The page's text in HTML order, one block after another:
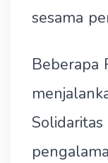
sesama
Beberapa